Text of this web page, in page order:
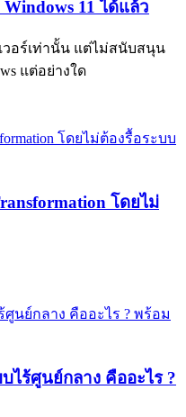
11 ได้แล้ว
วอร์เท่านั้น แต่ไม่สนับสนุน
แต่อย่างใด
โดยไม่
ไร้ศูนย์กลาง คืออะไร ?